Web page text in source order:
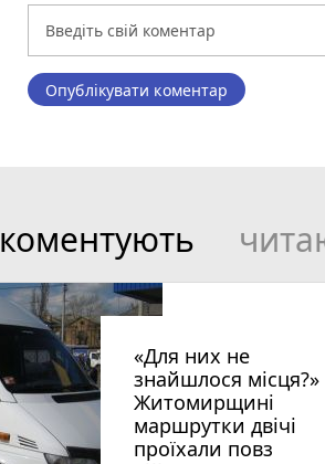
Опублікувати коментар
коментують
«Для них не
знайшлося
Житомирщині
маршрутки двічі
проїхали повз